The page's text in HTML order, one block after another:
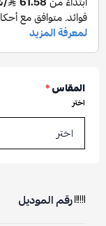
المقاس*
اختر
رقم الموديل